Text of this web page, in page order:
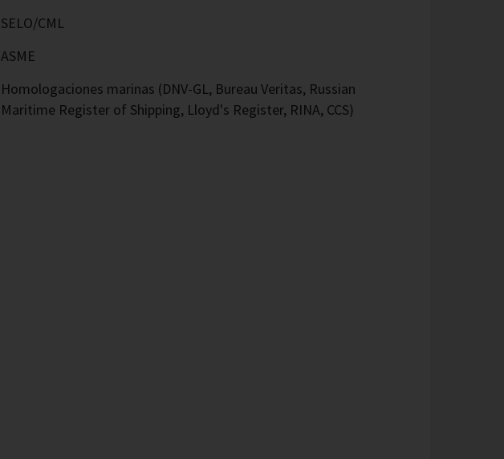
SELO/CML
ASME
Homologaciones marinas (DNV-GL, Bureau Veritas, Russian
Maritime Register of Shipping, Lloyd's Register, RINA, CCS)